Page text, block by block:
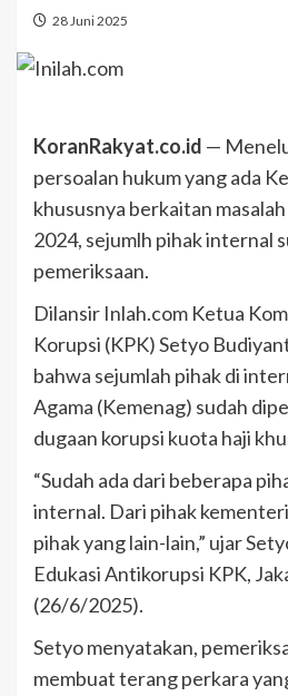
28 Juni 2025
KoranRakyat.co.id —
persoalan hukum yang ada
khususnya berkaitan
2024, sejumlh pihak internal
pemeriksaan.
Dilansir Inlah.com Ketua
Korupsi (KPK) Setyo
bahwa sejumlah pihak di
Agama (Kemenag) sudah
dugaan korupsi kuota haji
“Sudah ada dari beberapa
internal. Dari pihak
pihak yang lain-lain,” ujar
Edukasi Antikorupsi KPK,
(26/6/2025).
Setyo menyatakan,
membuat terang perkara